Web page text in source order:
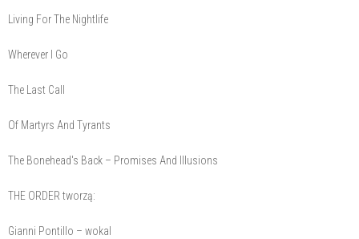
Living For The Nightlife
Wherever I Go
The Last Call
Of Martyrs And Tyrants
The Bonehead's Back – Promises And Illusions
THE ORDER tworzą:
Gianni Pontillo – wokal